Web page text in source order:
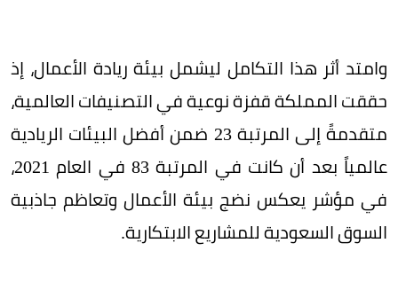
وامتد أثر هذا التكامل ليشمل بيئة ريادة الأعمال، إذ
حققت المملكة قفزة نوعية في التصنيفات العالمية،
متقدمةً إلى المرتبة 23 ضمن أفضل البيئات الريادية
عالمياً بعد أن كانت في المرتبة 83 في العام 2021،
في مؤشر يعكس نضج بيئة الأعمال وتعاظم جاذبية
السوق السعودية للمشاريع الابتكارية.